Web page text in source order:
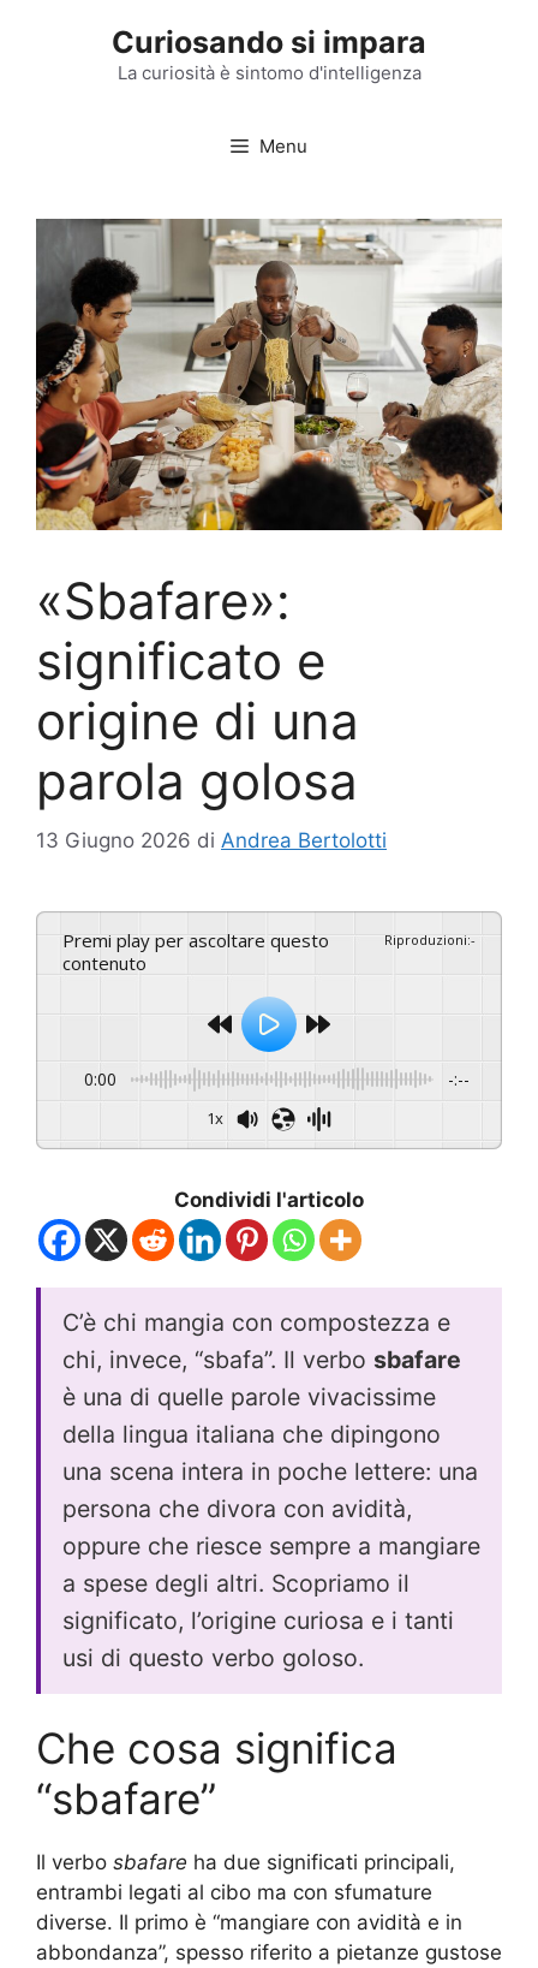
Curiosando si impara
La curiosità è sintomo d'intelligenza
Menu
«Sbafare»:
significato e
origine di una
parola golosa
13 Giugno 2026 di Andrea Bertolotti
Premi play per ascoltare questo
contenuto
Riproduzioni:-
0:00 -:--
1x
Condividi l'articolo
C’è chi mangia con compostezza e
chi, invece, “sbafa”. Il verbo sbafare
è una di quelle parole vivacissime
della lingua italiana che dipingono
una scena intera in poche lettere: una
persona che divora con avidità,
oppure che riesce sempre a mangiare
a spese degli altri. Scopriamo il
significato, l’origine curiosa e i tanti
usi di questo verbo goloso.
Che cosa significa
“sbafare”
Il verbo sbafare ha due significati principali,
entrambi legati al cibo ma con sfumature
diverse. Il primo è “mangiare con avidità e in
abbondanza”, spesso riferito a pietanze gustose